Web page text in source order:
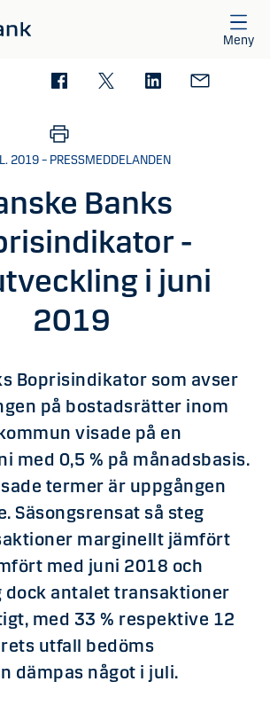
Meny
2019 – PRESSMEDDELANDEN
Banks
-
i juni
2019
Boprisindikator som avser
på bostadsrätter inom
visade på en
med 0,5 % på månadsbasis.
termer är uppgången
Säsongsrensat så steg
marginellt jämfört
med juni 2018 och
dock antalet transaktioner
med 33 % respektive 12
utfall bedöms
dämpas något i juli.